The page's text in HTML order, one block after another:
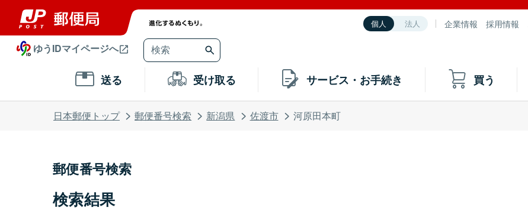
個人 法人 企業情報 採用情報
ゆうIDマイページへ
送る 受け取る サービス・お手続き 買う
日本郵便トップ 郵便番号検索 新潟県 佐渡市 河原田本町
郵便番号検索
検索結果